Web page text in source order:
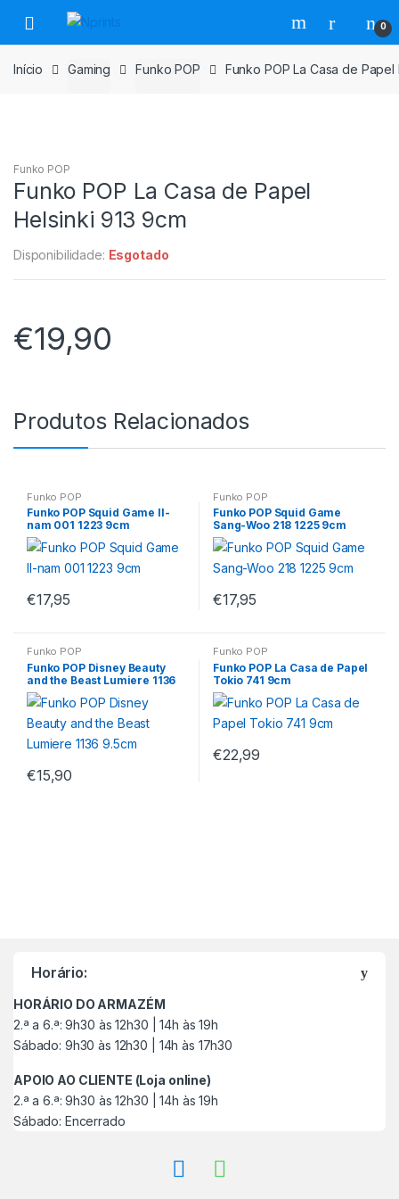
para
navegação
para
o
conteúdo
0
Início Gaming Funko POP Funko POP La Casa de Papel
Funko POP
Funko POP La Casa de Papel
Helsinki 913 9cm
Disponibilidade: Esgotado
€19,90
Produtos Relacionados
Funko POP
Funko POP Squid Game Il-
nam 001 1223 9cm
€17,95
Funko POP
Funko POP Squid Game
Sang-Woo 218 1225 9cm
€17,95
Funko POP
Funko POP Disney Beauty
and the Beast Lumiere 1136
9.5cm
€15,90
Funko POP
Funko POP La Casa de Papel
Tokio 741 9cm
€22,99
Horário:
HORÁRIO DO ARMAZÉM
2.ª a 6.ª: 9h30 às 12h30 | 14h às 19h
Sábado: 9h30 às 12h30 | 14h às 17h30
APOIO AO CLIENTE (Loja online)
2.ª a 6.ª: 9h30 às 12h30 | 14h às 19h
Sábado: Encerrado